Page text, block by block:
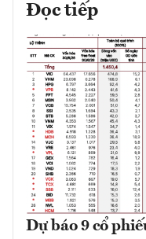
Đọc tiếp
Dự báo 9 cổ